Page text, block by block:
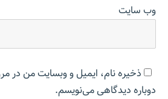
وب‌ سایت
ذخیره نام، ایمیل و وبسایت من در
دوباره دیدگاهی می‌نویسم.